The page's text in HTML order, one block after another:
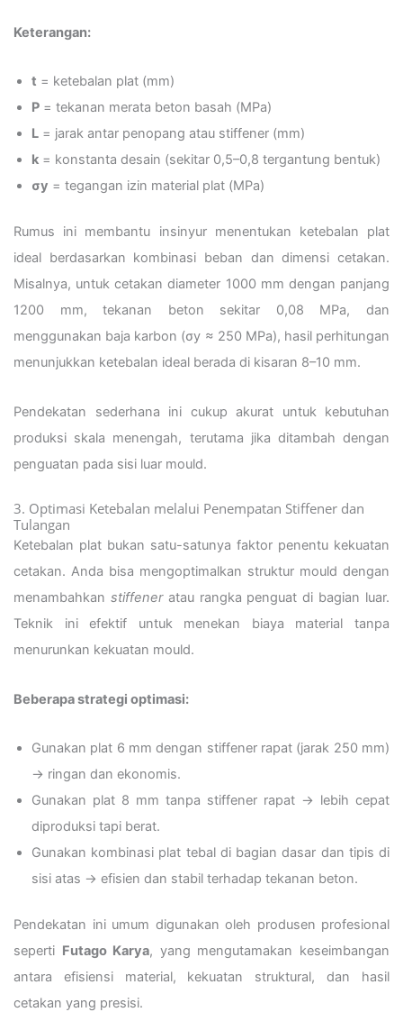
Keterangan:
t = ketebalan plat (mm)
P = tekanan merata beton basah (MPa)
L = jarak antar penopang atau stiffener (mm)
k = konstanta desain (sekitar 0,5–0,8 tergantung bentuk)
σy = tegangan izin material plat (MPa)
Rumus ini membantu insinyur menentukan ketebalan plat
ideal berdasarkan kombinasi beban dan dimensi cetakan.
Misalnya, untuk cetakan diameter 1000 mm dengan panjang
1200 mm, tekanan beton sekitar 0,08 MPa, dan
menggunakan baja karbon (σy ≈ 250 MPa), hasil perhitungan
menunjukkan ketebalan ideal berada di kisaran 8–10 mm.
Pendekatan sederhana ini cukup akurat untuk kebutuhan
produksi skala menengah, terutama jika ditambah dengan
penguatan pada sisi luar mould.
3. Optimasi Ketebalan melalui Penempatan Stiffener dan
Tulangan
Ketebalan plat bukan satu-satunya faktor penentu kekuatan
cetakan. Anda bisa mengoptimalkan struktur mould dengan
menambahkan stiffeneratau rangka penguat di bagian luar.
Teknik ini efektif untuk menekan biaya material tanpa
menurunkan kekuatan mould.
Beberapa strategi optimasi:
Gunakan plat 6 mm dengan stiffener rapat (jarak 250 mm)
→ ringan dan ekonomis.
Gunakan plat 8 mm tanpa stiffener rapat → lebih cepat
diproduksi tapi berat.
Gunakan kombinasi plat tebal di bagian dasar dan tipis di
sisi atas → efisien dan stabil terhadap tekanan beton.
Pendekatan ini umum digunakan oleh produsen profesional
seperti Futago Karya, yang mengutamakan keseimbangan
antara efisiensi material, kekuatan struktural, dan hasil
cetakan yang presisi.